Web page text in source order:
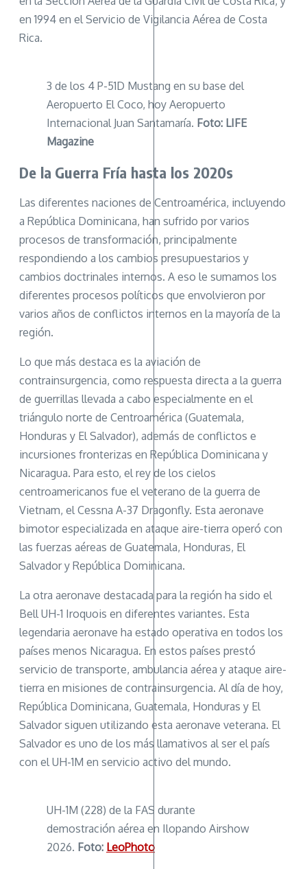
en 1994 en el Servicio de Vigilancia Aérea de Costa
Rica.
3 de los 4 P-51D Mustang en su base del
Aeropuerto El Coco, hoy Aeropuerto
Internacional Juan Santamaría. Foto: LIFE
Magazine
De la Guerra Fría hasta los 2020s
Las diferentes naciones de Centroamérica, incluyendo
a República Dominicana, han sufrido por varios
procesos de transformación, principalmente
respondiendo a los cambios presupuestarios y
cambios doctrinales internos. A eso le sumamos los
diferentes procesos políticos que envolvieron por
varios años de conflictos internos en la mayoría de la
región.
Lo que más destaca es la aviación de
contrainsurgencia, como respuesta directa a la guerra
de guerrillas llevada a cabo especialmente en el
triángulo norte de Centroamérica (Guatemala,
Honduras y El Salvador), además de conflictos e
incursiones fronterizas en República Dominicana y
Nicaragua. Para esto, el rey de los cielos
centroamericanos fue el veterano de la guerra de
Vietnam, el Cessna A-37 Dragonfly. Esta aeronave
bimotor especializada en ataque aire-tierra operó con
las fuerzas aéreas de Guatemala, Honduras, El
Salvador y República Dominicana.
La otra aeronave destacada para la región ha sido el
Bell UH-1 Iroquois en diferentes variantes. Esta
legendaria aeronave ha estado operativa en todos los
países menos Nicaragua. En estos países prestó
servicio de transporte, ambulancia aérea y ataque aire-
tierra en misiones de contrainsurgencia. Al día de hoy,
República Dominicana, Guatemala, Honduras y El
Salvador siguen utilizando esta aeronave veterana. El
Salvador es uno de los más llamativos al ser el país
con el UH-1M en servicio activo del mundo.
UH-1M (228) de la FAS durante
demostración aérea en Ilopando Airshow
2026. Foto: LeoPhoto